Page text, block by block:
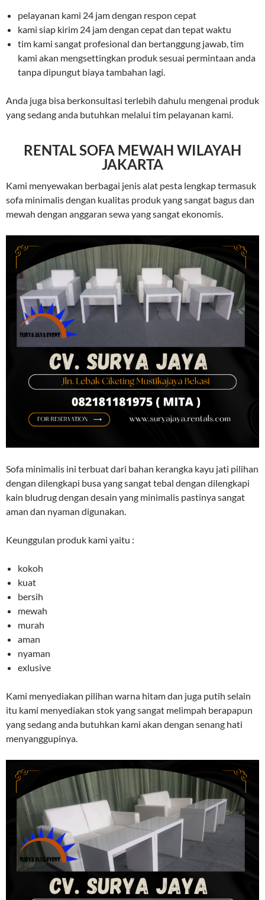
pelayanan kami 24 jam dengan respon cepat
kami siap kirim 24 jam dengan cepat dan tepat waktu
tim kami sangat profesional dan bertanggung jawab, tim
kami akan mengsettingkan produk sesuai permintaan anda
tanpa dipungut biaya tambahan lagi.
Anda juga bisa berkonsultasi terlebih dahulu mengenai produk
yang sedang anda butuhkan melalui tim pelayanan kami.
RENTAL SOFA MEWAH WILAYAH
JAKARTA
Kami menyewakan berbagai jenis alat pesta lengkap termasuk
sofa minimalis dengan kualitas produk yang sangat bagus dan
mewah dengan anggaran sewa yang sangat ekonomis.
Sofa minimalis ini terbuat dari bahan kerangka kayu jati pilihan
dengan dilengkapi busa yang sangat tebal dengan dilengkapi
kain bludrug dengan desain yang minimalis pastinya sangat
aman dan nyaman digunakan.
Keunggulan produk kami yaitu :
kokoh
kuat
bersih
mewah
murah
aman
nyaman
exlusive
Kami menyediakan pilihan warna hitam dan juga putih selain
itu kami menyediakan stok yang sangat melimpah berapapun
yang sedang anda butuhkan kami akan dengan senang hati
menyanggupinya.